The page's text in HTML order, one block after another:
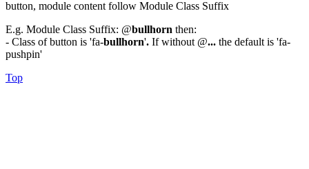
button, module content follow Module Class Suffix
E.g. Module Class Suffix: @bullhorn then:
- Class of button is 'fa-bullhorn'. If without @... the default is 'fa-
pushpin'
Top